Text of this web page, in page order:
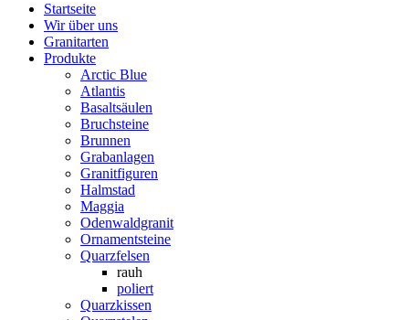
Startseite
Wir über uns
Granitarten
Produkte
Arctic Blue
Atlantis
Basaltsäulen
Bruchsteine
Brunnen
Grabanlagen
Granitfiguren
Halmstad
Maggia
Odenwaldgranit
Ornamentsteine
Quarzfelsen
rauh
poliert
Quarzkissen